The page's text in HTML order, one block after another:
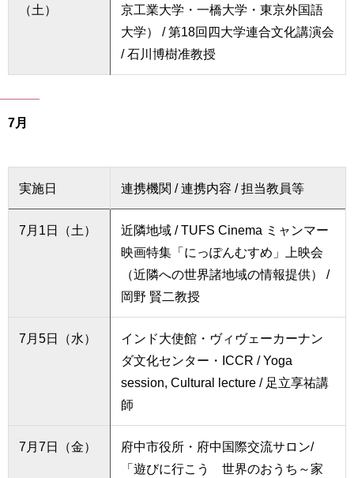
（土）
京工業大学・一橋大学・東京外国語
大学） / 第18回四大学連合文化講演会
/ 石川博樹准教授
7月
実施日 連携機関 / 連携内容 / 担当教員等
7月1日（土）
近隣地域 / TUFS Cinema ミャンマー
映画特集「にっぽんむすめ」上映会
（近隣への世界諸地域の情報提供） /
岡野 賢二教授
7月5日（水）
インド大使館・ヴィヴェーカーナン
ダ文化センター・ICCR / Yoga
session, Cultural lecture / 足立享祐講
師
7月7日（金）
府中市役所・府中国際交流サロン/
「遊びに行こう 世界のおうち～家